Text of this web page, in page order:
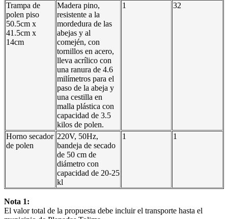
Trampa de
polen piso
50.5cm x
41.5cm x
14cm
Madera pino,
resistente a la
mordedura de las
abejas y al
comején, con
tornillos en acero,
lleva acrílico con
una ranura de 4.6
milímetros para el
paso de la abeja y
una cestilla en
malla plástica con
capacidad de 3.5
kilos de polen.
1 32
Horno secador
de polen
220V, 50Hz,
bandeja de secado
de 50 cm de
diámetro con
capacidad de 20-25
kl
1 1
Nota 1:
El valor total de la propuesta debe incluir el transporte hasta el